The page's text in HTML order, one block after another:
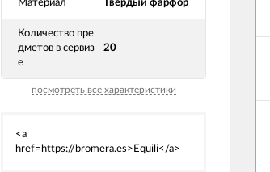
Материал Твердый фарфор
Количество пре
дметов в сервиз
е
20
посмотреть все характеристики
<a
href=https://bromera.es>Equili</a>